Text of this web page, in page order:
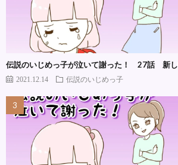
伝説のいじめっ子が泣いて謝った！ 27話 新し
2021.12.14 伝説のいじめっ子